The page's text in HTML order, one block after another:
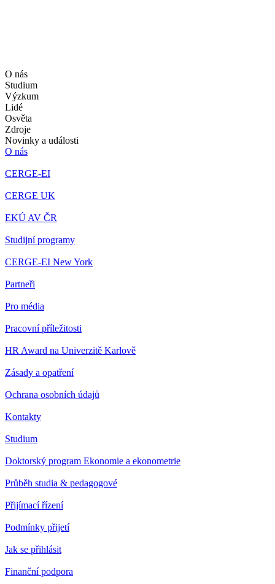
O nás
Studium
Výzkum
Lidé
Osvěta
Zdroje
Novinky a události
O nás
CERGE-EI
CERGE UK
EKÚ AV ČR
Studijní programy
CERGE-EI New York
Partneři
Pro média
Pracovní příležitosti
HR Award na Univerzitě Karlově
Zásady a opatření
Ochrana osobních údajů
Kontakty
Studium
Doktorský program Ekonomie a ekonometrie
Průběh studia & pedagogové
Přijímací řízení
Podmínky přijetí
Jak se přihlásit
Finanční podpora